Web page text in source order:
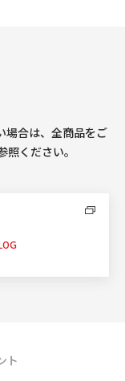
場合は、全商品をご
ください。
ト